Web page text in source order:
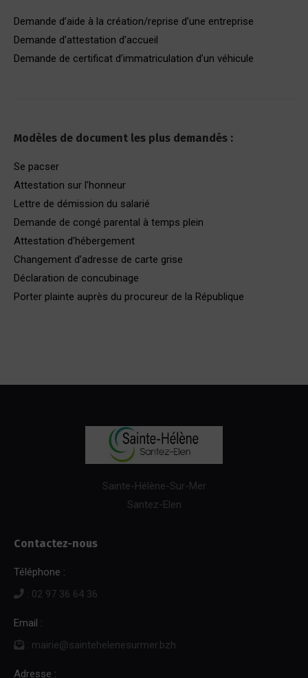
Demande d’aide à la création/reprise d’une entreprise
Demande d’attestation d’accueil
Demande de certificat d’immatriculation d’un véhicule
Modèles de document les plus demandés :
Se pacser
Attestation sur l’honneur
Lettre de démission du salarié
Demande de congé parental à temps plein
Attestation d’hébergement
Changement d’adresse de carte grise
Déclaration de concubinage
Porter plainte auprès du procureur de la République
Sainte-Hélène-Sur-Mer
Santez-Elen
Contactez-nous
Téléphone :
: 02 97 36 64 36
Email :
: mairie@saintehelenesurmer.bzh
Adresse :